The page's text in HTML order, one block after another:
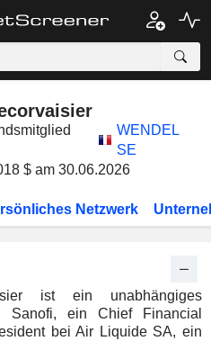
WENDEL
SE
$ am 30.06.2026
Netzwerk
ist ein unabhängiges
Sanofi, ein Chief Financial
bei Air Liquide SA, ein